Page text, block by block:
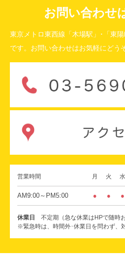
お問い合わせ
東京メトロ東西線「木場駅」･「東
です。お問い合わせはお気軽にどう
営業時間 月 火 水
AM9:00～PM5:00 ● ● ●
休業日
不定期（急な休業はHPで随時
※緊急時は、時間外･休業日を問わず、